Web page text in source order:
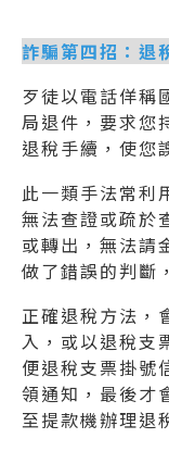
詐騙第四招：退
歹徒以電話佯稱
局退件，要求您
退稅手續，使您
此一類手法常利
無法查證或疏於
或轉出，無法請
做了錯誤的判斷
正確退稅方法，
入，或以退稅支
便退稅支票掛號
領通知，最後才
至提款機辦理退